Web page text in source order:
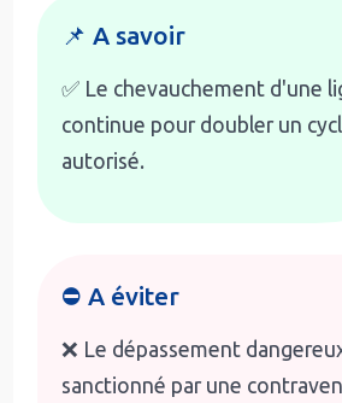
📌 A savoir
✅ Le chevauchement d'une
continue pour doubler un
autorisé.
⛔ A éviter
❌ Le dépassement
sanctionné par une